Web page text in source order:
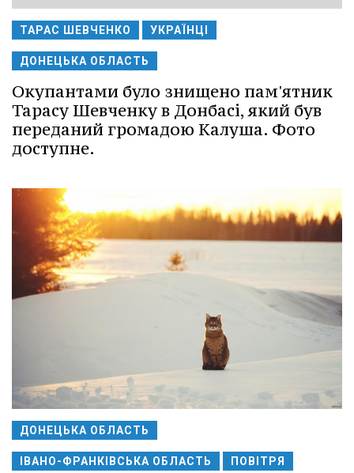
ТАРАС ШЕВЧЕНКО УКРАЇНЦІ
ДОНЕЦЬКА ОБЛАСТЬ
Окупантами було знищено пам'ятник
Тарасу Шевченку в Донбасі, який був
переданий громадою Калуша. Фото
доступне.
ДОНЕЦЬКА ОБЛАСТЬ
ІВАНО-ФРАНКІВСЬКА ОБЛАСТЬ ПОВІТРЯ